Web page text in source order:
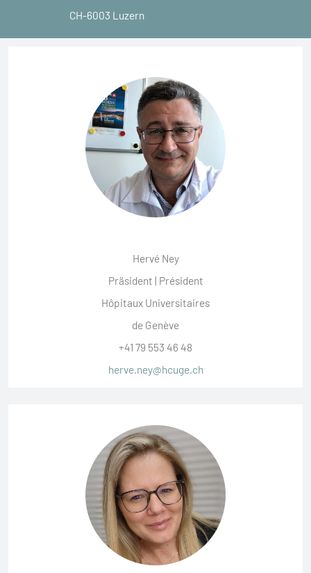
CH-6003 Luzern
Hervé Ney
Präsident | Président
Hôpitaux Universitaires
de Genève
+41 79 553 46 48
herve.ney@hcuge.ch